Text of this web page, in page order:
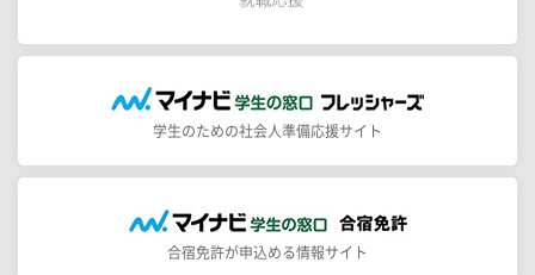
学生のための社会人準備応援サイト
合宿免許が申込める情報サイト